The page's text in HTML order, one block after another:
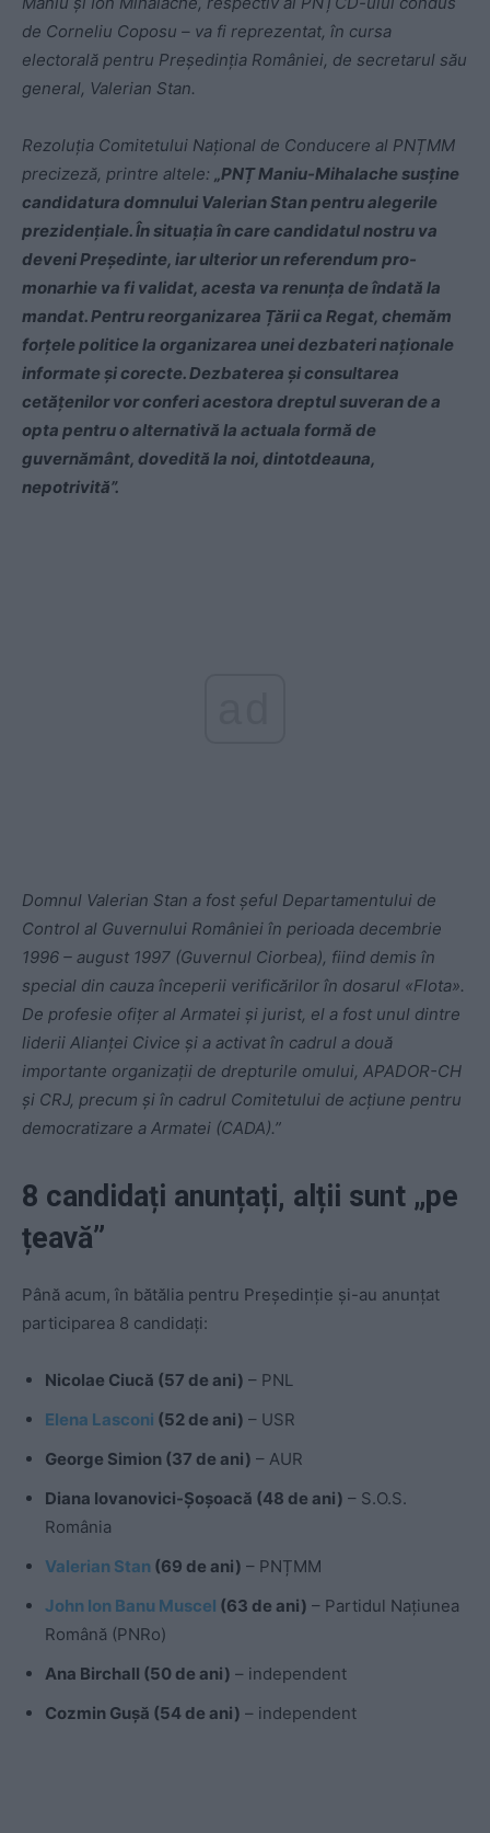
de Corneliu Coposu – va fi reprezentat, în cursa
electorală pentru Președinția României, de secretarul său
general, Valerian Stan.
Rezoluția Comitetului Național de Conducere al PNȚMM
precizeză, printre altele: „PNȚ Maniu-Mihalache susține
candidatura domnului Valerian Stan pentru alegerile
prezidențiale. În situația în care candidatul nostru va
deveni Președinte, iar ulterior un referendum pro-
monarhie va fi validat, acesta va renunța de îndată la
mandat. Pentru reorganizarea Țării ca Regat, chemăm
forțele politice la organizarea unei dezbateri naționale
informate și corecte. Dezbaterea și consultarea
cetățenilor vor conferi acestora dreptul suveran de a
opta pentru o alternativă la actuala formă de
guvernământ, dovedită la noi, dintotdeauna,
nepotrivită”.
Domnul Valerian Stan a fost șeful Departamentului de
Control al Guvernului României în perioada decembrie
1996 – august 1997 (Guvernul Ciorbea), fiind demis în
special din cauza începerii verificărilor în dosarul «Flota».
De profesie ofițer al Armatei și jurist, el a fost unul dintre
liderii Alianței Civice și a activat în cadrul a două
importante organizații de drepturile omului, APADOR-CH
și CRJ, precum și în cadrul Comitetului de acțiune pentru
democratizare a Armatei (CADA).”
8 candidați anunțați, alții sunt „pe
țeavă”
Până acum, în bătălia pentru Președinție și-au anunțat
participarea 8 candidați:
Nicolae Ciucă (57 de ani) – PNL
Elena Lasconi (52 de ani) – USR
George Simion (37 de ani) – AUR
Diana Iovanovici-Șoșoacă (48 de ani) – S.O.S.
România
Valerian Stan (69 de ani) – PNȚMM
John Ion Banu Muscel (63 de ani) – Partidul Națiunea
Română (PNRo)
Ana Birchall (50 de ani) – independent
Cozmin Gușă (54 de ani) – independent